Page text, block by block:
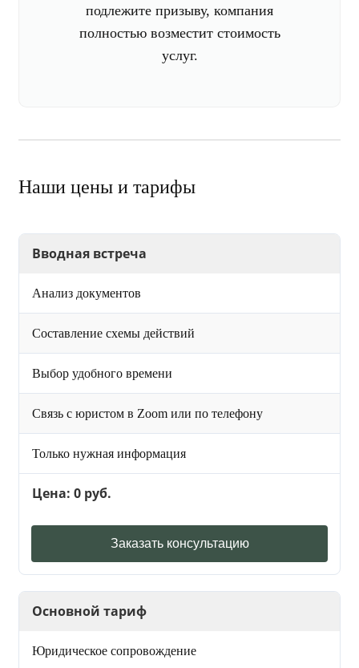
подлежите призыву, компания
полностью возместит стоимость
услуг.
Наши цены и тарифы
Вводная встреча
Анализ документов
Составление схемы действий
Выбор удобного времени
Связь с юристом в Zoom или по телефону
Только нужная информация
Цена: 0 руб.
Заказать консультацию
Основной тариф
Юридическое сопровождение